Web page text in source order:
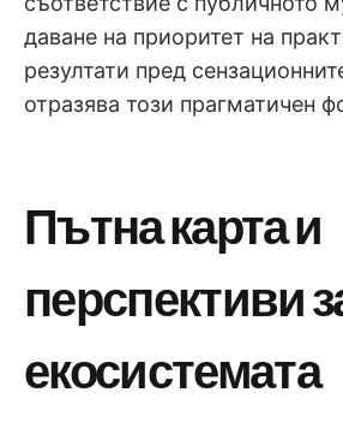
даване на приоритет на
резултати пред
отразява този прагматичен
Пътна карта и
перспективи
екосистемата